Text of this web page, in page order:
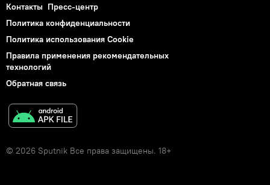
Контакты Пресс-центр
Политика конфиденциальности
Политика использования Cookie
Правила применения рекомендательных
технологий
Обратная связь
© 2026 Sputnik Все права защищены. 18+